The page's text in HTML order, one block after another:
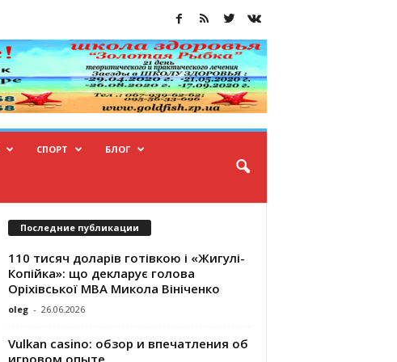
СПОРТ БЛОГ
Последние публикации
110 тисяч доларів готівкою і «Жигулі-
Копійка»: що декларує голова
Оріхівської МВА Микола Вініченко
oleg - 26.06.2026
Vulkan casino: обзор и впечатления об
игровом опыте